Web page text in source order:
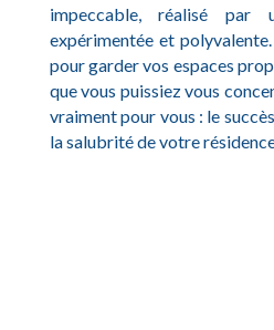
impeccable, réalisé par
expérimentée et
pour garder vos espaces
que vous puissiez vous
vraiment pour vous : le
la salubrité de votre